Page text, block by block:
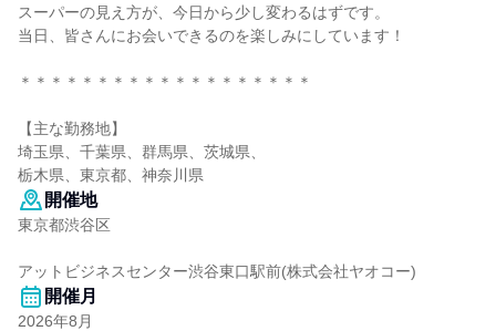
スーパーの見え方が、今日から少し変わるはずです。
当日、皆さんにお会いできるのを楽しみにしています！
＊＊＊＊＊＊＊＊＊＊＊＊＊＊＊＊＊＊＊
【主な勤務地】
埼玉県、千葉県、群馬県、茨城県、
栃木県、東京都、神奈川県
開催地
東京都渋谷区
アットビジネスセンター渋谷東口駅前(株式会社ヤオコー)
開催月
2026年8月